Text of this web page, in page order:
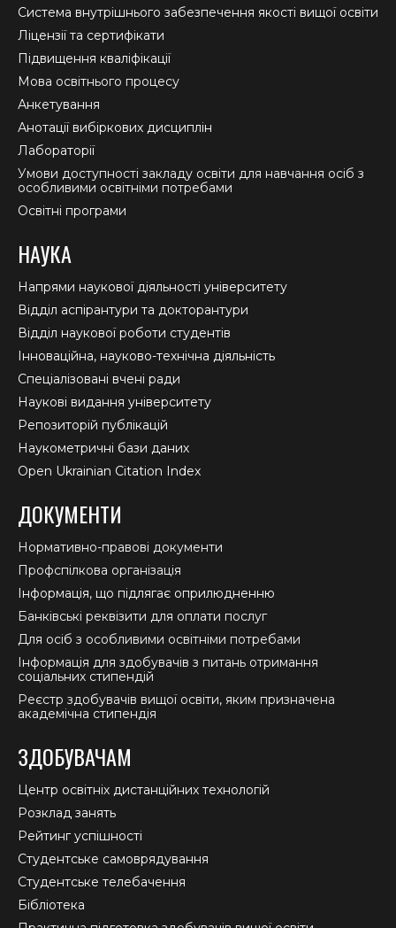
new
window
new
window
new
window
Система внутрішнього забезпечення якості вищої освіти
Ліцензії та сертифікати
Підвищення кваліфікації
Мова освітнього процесу
Анкетування
Анотації вибіркових дисциплін
Лабораторії
Умови доступності закладу освіти для навчання осіб з
особливими освітніми потребами
Освітні програми
НАУКА
Напрями наукової діяльності університету
Відділ аспірантури та докторантури
Відділ наукової роботи студентів
Інноваційна, науково-технічна діяльність
Спеціалізовані вчені ради
Наукові видання університету
Репозиторій публікацій
Наукометричні бази даних
Open Ukrainian Citation Index
ДОКУМЕНТИ
Нормативно-правові документи
Профспілкова організація
Інформація, що підлягає оприлюдненню
Банківські реквізити для оплати послуг
Для осіб з особливими освітніми потребами
Інформація для здобувачів з питань отримання
соціальних стипендій
Реєстр здобувачів вищої освіти, яким призначена
академічна стипендія
ЗДОБУВАЧАМ
Центр освітніх дистанційних технологій
Розклад занять
Рейтинг успішності
Студентське самоврядування
Студентське телебачення
Бібліотека